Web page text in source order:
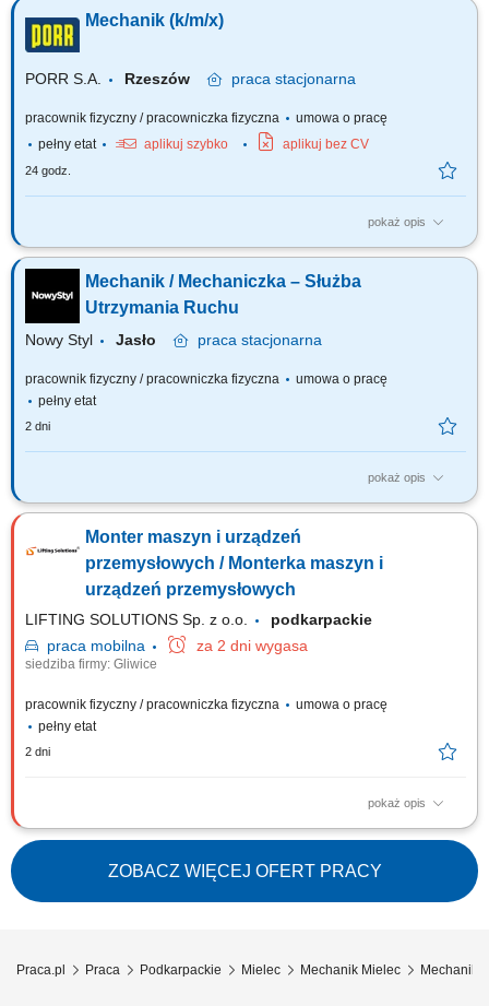
serwisowanie drobnego sprzętu, m.in. zagęszczarek i pilarek;
prowadzenie prac konserwacyjnych i modernizacyjnych maszyn;
Mechanik (k/m/x)
PORR S.A. Rzeszów praca stacjonarna
pracownik fizyczny / pracowniczka fizyczna
umowa o pracę
pełny etat
aplikuj szybko aplikuj bez CV
24 godz.
pokaż opis
Twoje zadanie: Wykonywanie czynności serwisowych w obszarze
mechanicznym. Diagnostyka i usuwanie awarii urządzeń mechanicznych.
Konserwacja i przeglądy okresowe urządzeń i instalacji w zakresie
mechanicznym. Współpraca z zespołem utrzymania ruchu. Raportowanie
wykonywanych prac w systemie...
Mechanik / Mechaniczka – Służba
Utrzymania Ruchu ​
Nowy Styl Jasło praca stacjonarna
pracownik fizyczny / pracowniczka fizyczna
umowa o pracę
pełny etat
2 dni
pokaż opis
Twój zakres obowiązków: usuwanie awarii maszyn i urządzeń
w celu zapewnienia ciągłości pracy utrzymanie w pełnej sprawności
maszyn i urządzeń oraz wykonywanie konserwacji parku maszynowego
Monter maszyn i urządzeń
przemysłowych / Monterka maszyn i
urządzeń przemysłowych
LIFTING SOLUTIONS Sp. z o.o.
podkarpackie
praca mobilna za 2 dni wygasa
siedziba firmy: Gliwice
pracownik fizyczny / pracowniczka fizyczna
umowa o pracę
pełny etat
2 dni
pokaż opis
Zadania Mechaniczny montaż urządzeń, maszyn oraz stanowisk
przemysłowych na podstawie rysunków technicznych; Integracja
poszczególnych zespołów mechanicznych w kompletne systemy
produkcyjne; Bieżące diagnozowanie i samodzielne rozwiązywanie
problemów technicznych podczas montażu;...
ZOBACZ WIĘCEJ OFERT PRACY
Praca.pl Praca Podkarpackie Mielec Mechanik Mielec Mechanik